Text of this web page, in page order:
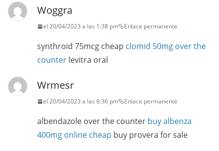
Woggra
el 20/04/2023 a las 1:38 pm Enlace permanente
synthroid 75mcg cheap clomid 50mg over the
counter levitra oral
Wrmesr
el 20/04/2023 a las 8:36 pm Enlace permanente
albendazole over the counter buy albenza
400mg online cheap buy provera for sale